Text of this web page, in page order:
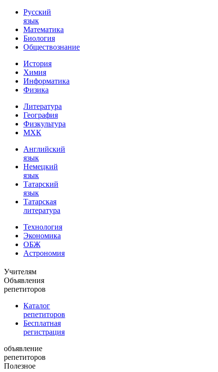
Русский
язык
Математика
Биология
Обществознание
История
Химия
Информатика
Физика
Литература
География
Физкультура
МХК
Английский
язык
Немецкий
язык
Татарский
язык
Татарская
литература
Технология
Экономика
ОБЖ
Астрономия
Учителям
Объявления
репетиторов
Каталог
репетиторов
Бесплатная
регистрация
объявление
репетиторов
Полезное